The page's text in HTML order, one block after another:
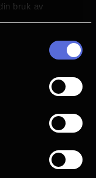
bruk av